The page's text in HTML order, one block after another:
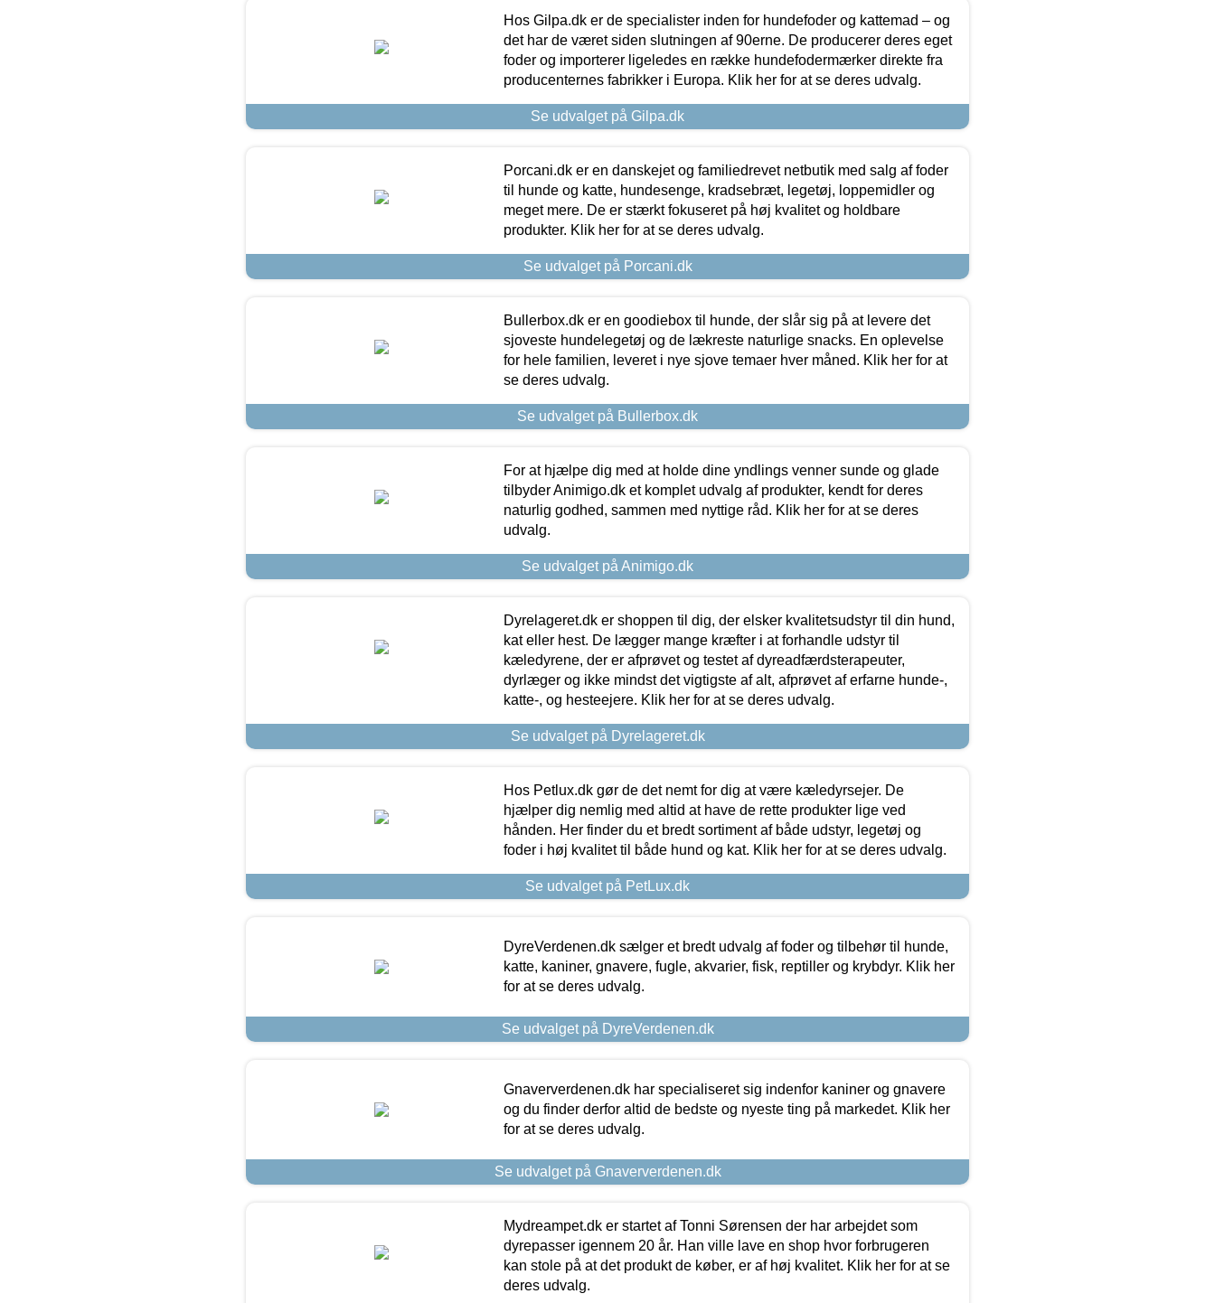
Hos Gilpa.dk er de specialister inden for hundefoder og kattemad – og
det har de været siden slutningen af 90erne. De producerer deres eget
foder og importerer ligeledes en række hundefodermærker direkte fra
producenternes fabrikker i Europa. Klik her for at se deres udvalg.
Se udvalget på Gilpa.dk
Porcani.dk er en danskejet og familiedrevet netbutik med salg af foder
til hunde og katte, hundesenge, kradsebræt, legetøj, loppemidler og
meget mere. De er stærkt fokuseret på høj kvalitet og holdbare
produkter. Klik her for at se deres udvalg.
Se udvalget på Porcani.dk
Bullerbox.dk er en goodiebox til hunde, der slår sig på at levere det
sjoveste hundelegetøj og de lækreste naturlige snacks. En oplevelse
for hele familien, leveret i nye sjove temaer hver måned. Klik her for at
se deres udvalg.
Se udvalget på Bullerbox.dk
For at hjælpe dig med at holde dine yndlings venner sunde og glade
tilbyder Animigo.dk et komplet udvalg af produkter, kendt for deres
naturlig godhed, sammen med nyttige råd. Klik her for at se deres
udvalg.
Se udvalget på Animigo.dk
Dyrelageret.dk er shoppen til dig, der elsker kvalitetsudstyr til din hund,
kat eller hest. De lægger mange kræfter i at forhandle udstyr til
kæledyrene, der er afprøvet og testet af dyreadfærdsterapeuter,
dyrlæger og ikke mindst det vigtigste af alt, afprøvet af erfarne hunde-,
katte-, og hesteejere. Klik her for at se deres udvalg.
Se udvalget på Dyrelageret.dk
Hos Petlux.dk gør de det nemt for dig at være kæledyrsejer. De
hjælper dig nemlig med altid at have de rette produkter lige ved
hånden. Her finder du et bredt sortiment af både udstyr, legetøj og
foder i høj kvalitet til både hund og kat. Klik her for at se deres udvalg.
Se udvalget på PetLux.dk
DyreVerdenen.dk sælger et bredt udvalg af foder og tilbehør til hunde,
katte, kaniner, gnavere, fugle, akvarier, fisk, reptiller og krybdyr. Klik her
for at se deres udvalg.
Se udvalget på DyreVerdenen.dk
Gnaververdenen.dk har specialiseret sig indenfor kaniner og gnavere
og du finder derfor altid de bedste og nyeste ting på markedet. Klik her
for at se deres udvalg.
Se udvalget på Gnaververdenen.dk
Mydreampet.dk er startet af Tonni Sørensen der har arbejdet som
dyrepasser igennem 20 år. Han ville lave en shop hvor forbrugeren
kan stole på at det produkt de køber, er af høj kvalitet. Klik her for at se
deres udvalg.